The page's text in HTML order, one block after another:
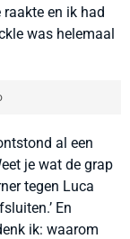
en ik had
was helemaal
al een
je wat de grap
tegen Luca
En
ik: waarom